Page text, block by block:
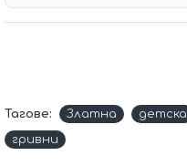
Тагове: Златна детска
гривни